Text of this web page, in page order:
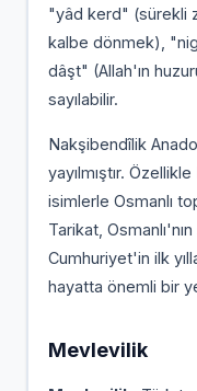
"yâd kerd" (sürekli
kalbe dönmek),
dâşt" (Allah'ın
sayılabilir.
Nakşibendîlik
yayılmıştır.
isimlerle Osmanlı
Tarikat,
Cumhuriyet'in ilk
hayatta önemli bir
Mevlevilik